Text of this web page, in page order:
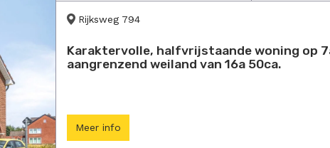
Rijksweg 794
Karaktervolle, halfvrijstaande woning op
aangrenzend weiland van 16a 50ca.
Meer info